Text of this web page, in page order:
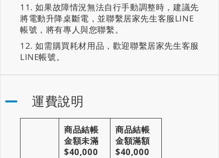
如果故障情況無法自行手動調整時，建議先
將電動升降桌斷電，並聯繫居家先生客服LINE
帳號，將有專人與您聯繫。
如需購買耗材用品，歡迎聯繫居家先生客服
LINE帳號。
運費說明
商品結帳
金額未滿
$40,000
商品結帳
金額滿額
$40,000